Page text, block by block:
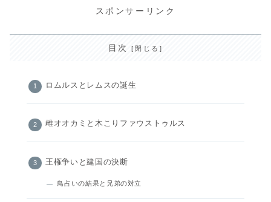
スポンサーリンク
目次
ロムルスとレムスの誕生
雌オオカミと木こりファウストゥルス
王権争いと建国の決断
鳥占いの結果と兄弟の対立